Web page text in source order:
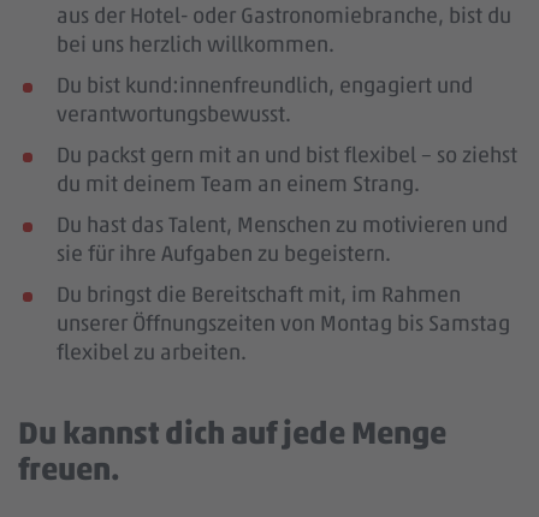
aus der Hotel- oder Gastronomiebranche, bist du
bei uns herzlich willkommen.
Du bist kund:innenfreundlich, engagiert und
verantwortungsbewusst.
Du packst gern mit an und bist flexibel – so ziehst
du mit deinem Team an einem Strang.
Du hast das Talent, Menschen zu motivieren und
sie für ihre Aufgaben zu begeistern.
Du bringst die Bereitschaft mit, im Rahmen
unserer Öffnungszeiten von Montag bis Samstag
flexibel zu arbeiten.
Du kannst dich auf jede Menge
freuen.